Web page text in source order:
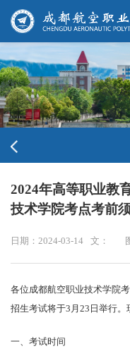
2024年高等职业教
技术学院考点考前
日期：2024-03-14 文：
各位成都航空职业技术学院
招生考试将于3月23日举行。
一、考试时间